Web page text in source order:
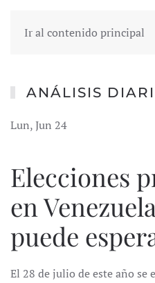
Ir al contenido principal
ANÁLISIS
Lun, Jun 24
Elecciones
en
puede
El 28 de julio de este año se